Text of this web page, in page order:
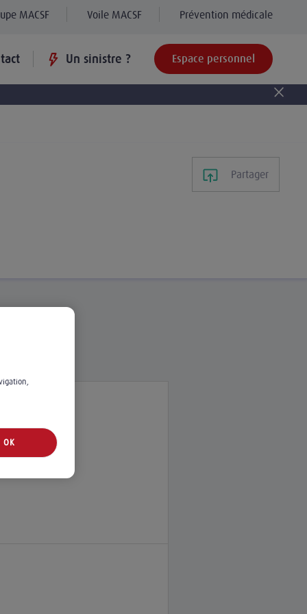
MACSF Voile MACSF Prévention médicale
Un sinistre ? Espace personnel
Partager
OK